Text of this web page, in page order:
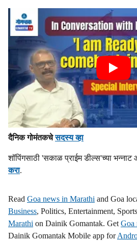
दैनिक गोमंतकचेसदस्य व्हा
शॉपिंगसाठी 'सकाळ प्राईम डील्स'च्या भन्नाट
करा.
Read Goa news in Marathi and Goa
Business, Politics, Entertainment,
Marathi on Dainik Gomantak. Get Goa
Dainik Gomantak Mobile app for